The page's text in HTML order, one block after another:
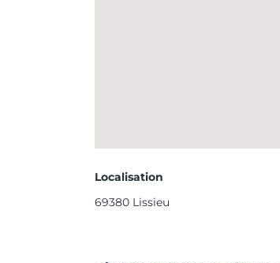
Localisation
69380 Lissieu